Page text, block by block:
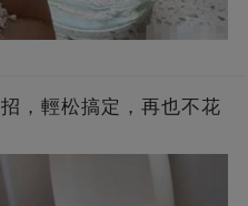
，輕松搞定，再也不花